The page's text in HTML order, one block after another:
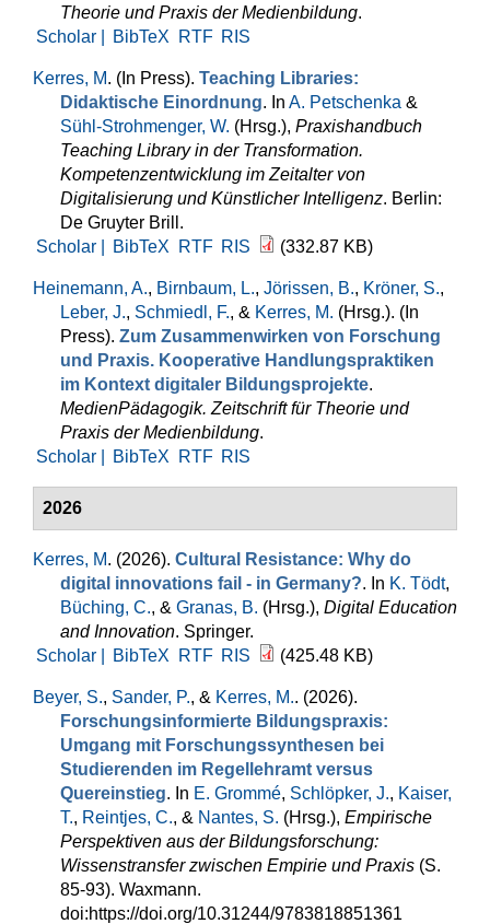
Theorie und Praxis der Medienbildung.
Scholar |
BibTeX RTF RIS
Kerres, M. (In Press). Teaching Libraries:
Didaktische Einordnung. In A. Petschenka &
Sühl-Strohmenger, W. (Hrsg.), Praxishandbuch
Teaching Library in der Transformation.
Kompetenzentwicklung im Zeitalter von
Digitalisierung und Künstlicher Intelligenz. Berlin:
De Gruyter Brill.
Scholar |
BibTeX RTF RIS (332.87 KB)
Heinemann, A., Birnbaum, L., Jörissen, B., Kröner, S.,
Leber, J., Schmiedl, F., & Kerres, M. (Hrsg.). (In
Press). Zum Zusammenwirken von Forschung
und Praxis. Kooperative Handlungspraktiken
im Kontext digitaler Bildungsprojekte.
MedienPädagogik. Zeitschrift für Theorie und
Praxis der Medienbildung.
Scholar |
BibTeX RTF RIS
2026
Kerres, M. (2026). Cultural Resistance: Why do
digital innovations fail - in Germany?. In K. Tödt,
Büching, C., & Granas, B. (Hrsg.), Digital Education
and Innovation. Springer.
Scholar |
BibTeX RTF RIS (425.48 KB)
Beyer, S., Sander, P., & Kerres, M.. (2026).
Forschungsinformierte Bildungspraxis:
Umgang mit Forschungssynthesen bei
Studierenden im Regellehramt versus
Quereinstieg. In E. Grommé, Schlöpker, J., Kaiser,
T., Reintjes, C., & Nantes, S. (Hrsg.), Empirische
Perspektiven aus der Bildungsforschung:
Wissenstransfer zwischen Empirie und Praxis (S.
85-93). Waxmann.
doi:https://doi.org/10.31244/9783818851361